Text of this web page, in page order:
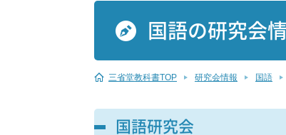
国語の研究会
三省堂教科書TOP 研究会情報 国語
国語研究会